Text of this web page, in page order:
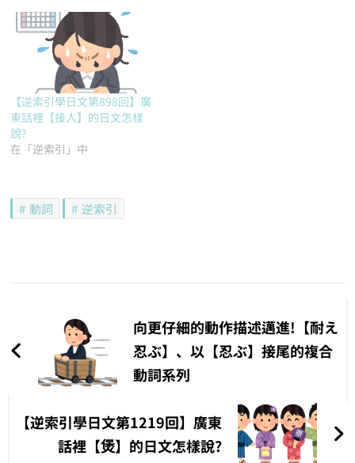
【逆索引學日文第898回】廣
東話裡【接人】的日文怎樣
說?
在「逆索引」中
動詞 逆索引
導
向更仔細的動作描述邁進!【耐え
忍ぶ】、以【忍ぶ】接尾的複合
動詞系列
【逆索引學日文第1219回】廣東
話裡【煲】的日文怎樣說?